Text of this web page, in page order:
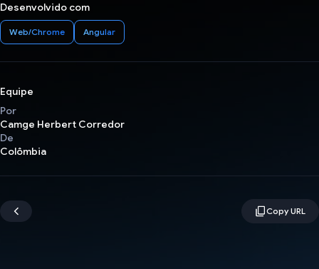
Desenvolvido com
Web/Chrome Angular
Equipe
Por
Camge Herbert Corredor
De
Colômbia